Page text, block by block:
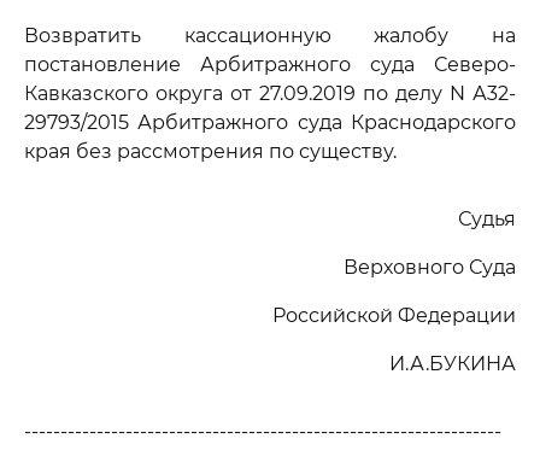
Возвратить кассационную жалобу на
постановление Арбитражного суда Северо-
Кавказского округа от 27.09.2019 по делу N А32-
29793/2015 Арбитражного суда Краснодарского
края без рассмотрения по существу.
Судья
Верховного Суда
Российской Федерации
И.А.БУКИНА
------------------------------------------------------------------